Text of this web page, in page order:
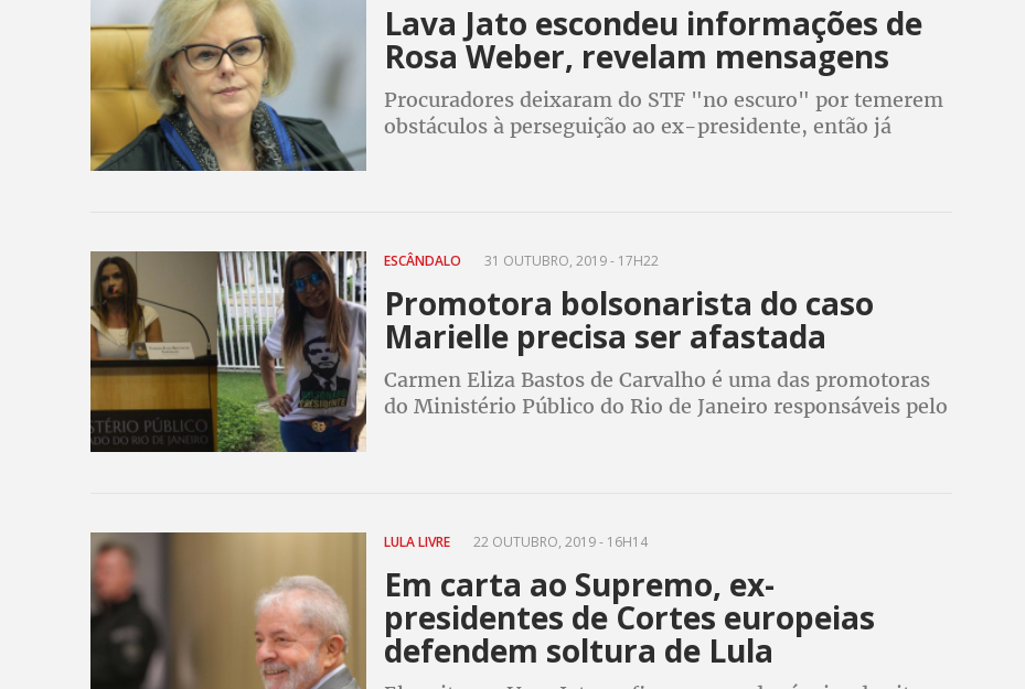
Lava Jato escondeu informações de
Rosa Weber, revelam mensagens
Procuradores deixaram do STF "no escuro" por temerem
obstáculos à perseguição ao ex-presidente, então já
ESCÂNDALO 31 OUTUBRO, 2019 - 17H22
Promotora bolsonarista do caso
Marielle precisa ser afastada
Carmen Eliza Bastos de Carvalho é uma das promotoras
do Ministério Público do Rio de Janeiro responsáveis pelo
LULA LIVRE 22 OUTUBRO, 2019 - 16H14
Em carta ao Supremo, ex-
presidentes de Cortes europeias
defendem soltura de Lula